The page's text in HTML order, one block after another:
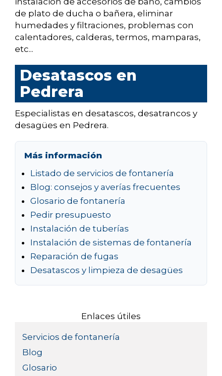
de plato de ducha o bañera, eliminar
humedades y filtraciones, problemas con
calentadores, calderas, termos, mamparas,
etc...
Desatascos en
Pedrera
Especialistas en desatascos, desatrancos y
desagües en Pedrera.
Más información
Listado de servicios de fontanería
Blog: consejos y averías frecuentes
Glosario de fontanería
Pedir presupuesto
Instalación de tuberías
Instalación de sistemas de fontanería
Reparación de fugas
Desatascos y limpieza de desagües
Enlaces útiles
Servicios de fontanería
Blog
Glosario